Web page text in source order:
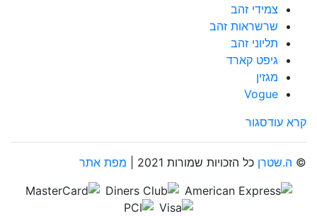
צמידי זהב
שרשראות זהב
תליוני זהב
גיפט קארד
מגזין
Vogue
קרא עודסגור
© ה.שטרן כל הזכויות שמורות 2021 | מפת אתר